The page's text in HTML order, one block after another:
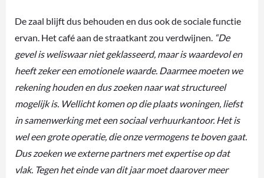
De zaal blijft dus behouden en dus ook de sociale functie
ervan. Het café aan de straatkant zou verdwijnen. “De
gevel is weliswaar niet geklasseerd, maar is waardevol en
heeft zeker een emotionele waarde. Daarmee moeten we
rekening houden en dus zoeken naar wat structureel
mogelijk is. Wellicht komen op die plaats woningen, liefst
in samenwerking met een sociaal verhuurkantoor. Het is
wel een grote operatie, die onze vermogens te boven gaat.
Dus zoeken we externe partners met expertise op dat
vlak. Tegen het einde van dit jaar moet daarover meer